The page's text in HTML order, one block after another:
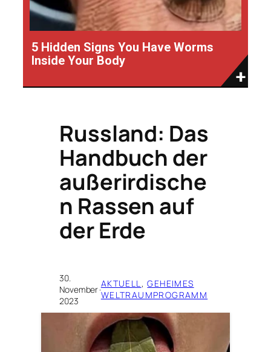
5 Hidden Signs You Have Worms
Inside Your Body
Russland: Das
Handbuch der
außerirdische
n Rassen auf
der Erde
30.
November
2023
·AKTUELL, GEHEIMES
WELTRAUMPROGRAMM